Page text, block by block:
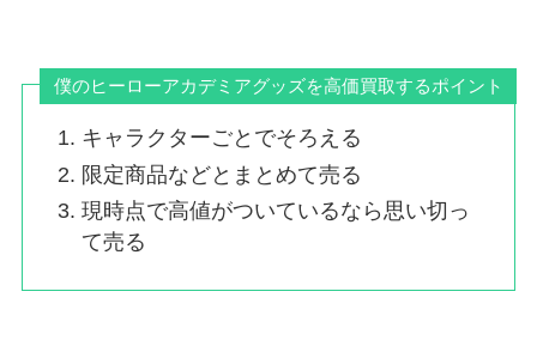
僕のヒーローアカデミアグッズを高価買取するポイント
キャラクターごとでそろえる
限定商品などとまとめて売る
現時点で高値がついているなら思い切っ
て売る